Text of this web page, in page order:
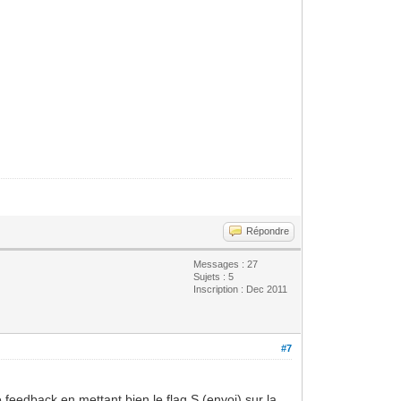
Répondre
Messages : 27
Sujets : 5
Inscription : Dec 2011
#7